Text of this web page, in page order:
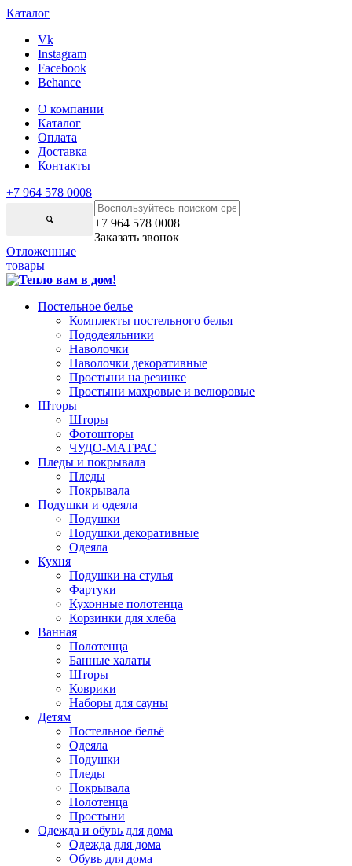
Каталог
Vk
Instagram
Facebook
Behance
О компании
Каталог
Оплата
Доставка
Контакты
+7 964 578 0008
+7 964 578 0008
Заказать звонок
Отложенные
товары
Постельное белье
Комплекты постельного белья
Пододеяльники
Наволочки
Наволочки декоративные
Простыни на резинке
Простыни махровые и велюровые
Шторы
Шторы
Фотошторы
ЧУДО-МАТРАС
Пледы и покрывала
Пледы
Покрывала
Подушки и одеяла
Подушки
Подушки декоративные
Одеяла
Кухня
Подушки на стулья
Фартуки
Кухонные полотенца
Корзинки для хлеба
Ванная
Полотенца
Банные халаты
Шторы
Коврики
Наборы для сауны
Детям
Постельное бельё
Одеяла
Подушки
Пледы
Покрывала
Полотенца
Простыни
Одежда и обувь для дома
Одежда для дома
Обувь для дома